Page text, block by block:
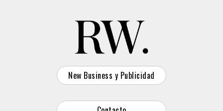
New Business y Publicidad